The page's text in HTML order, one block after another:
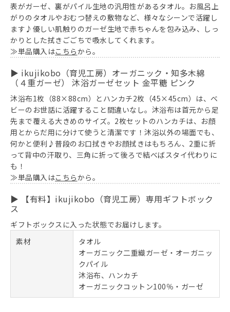
表がガーゼ、裏がパイル生地の汎用性があるタオル。お風呂上
がりのタオルやおむつ替えの敷物など、様々なシーンで活躍し
ます♪優しい肌触りのガーゼ生地で赤ちゃんを包み込み、しっ
かりとした拭きごごちで吸水してくれます。
≫単品購入はこちらから。
▶ ikujikobo（育児工房）オーガニック・知多木綿
（４重ガーゼ） 沐浴ガーゼセット 金平糖 ピンク
沐浴布1枚（88×88cm）とハンカチ2枚（45×45cm）は、ベ
ビーのお世話に活躍すること間違いなし。沐浴布は首元から足
先まで覆える大きめのサイズ。2枚セットのハンカチは、お顔
用とからだ用に分けて使うと清潔です！沐浴以外の場面でも、
何かと便利♪普段のお口拭きやお顔拭きはもちろん、2重に折
って背中の汗取り、三角に折って後ろで結べばスタイ代わりに
も！
≫単品購入はこちらから。
▶ 【有料】ikujikobo（育児工房）専用ギフトボック
ス
ギフトボックスに入った状態でお届けします。
素材
タオル
オーガニック二重織ガーゼ・オーガニッ
クパイル
沐浴布、ハンカチ
オーガニックコットン100％・ガーゼ